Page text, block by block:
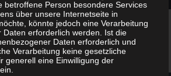
neuen Pirnar Türkonfigurator!
betroffene Person besondere Services
über unsere Internetseite in
könnte jedoch eine Verarbeitung
Daten erforderlich werden. Ist die
Daten erforderlich und
Verarbeitung keine gesetzliche
generell eine Einwilligung der